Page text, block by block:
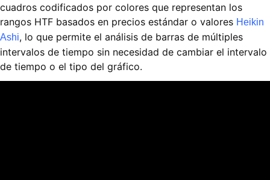
cuadros codificados por colores que representan los
rangos HTF basados en precios estándar o valores Heikin
Ashi, lo que permite el análisis de barras de múltiples
intervalos de tiempo sin necesidad de cambiar el intervalo
de tiempo o el tipo del gráfico.